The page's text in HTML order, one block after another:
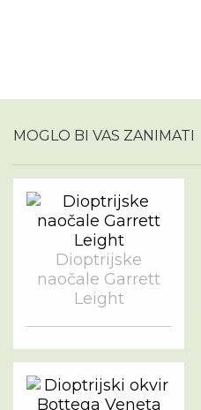
MOGLO BI VAS ZANIMATI
Dioptrijske
naočale Garrett
Leight